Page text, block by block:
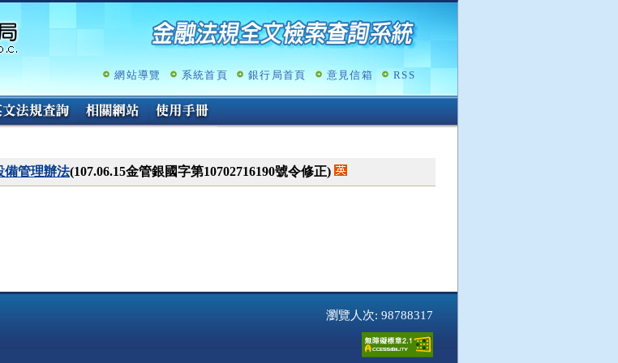
跳
容
網站導覽 系統首頁 銀行局首頁 意見信箱 RSS
備管理辦法(107.06.15金管銀國字第10702716190號令修正)
瀏覽人次: 98788317